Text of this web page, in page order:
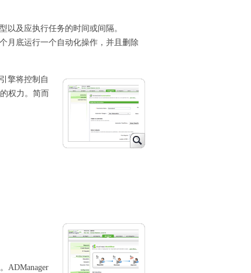
以及应执行任务的时间或间隔。
月底运行一个自动化操作，并且删除
擎将控制自
权力。简而
ADManager